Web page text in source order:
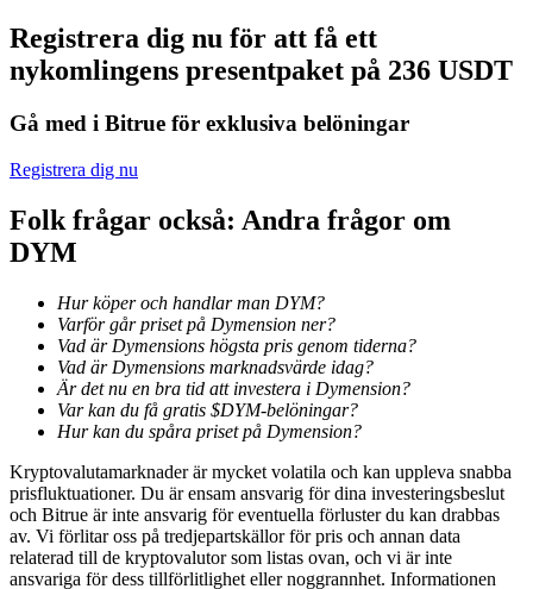
Launchpool
Flexibel insats för att tjäna populära tokens
Registrera dig nu för att få ett
nykomlingens presentpaket på 236 USDT
Gå med i Bitrue för exklusiva belöningar
Registrera dig nu
Folk frågar också: Andra frågor om
DYM
Hur köper och handlar man DYM?
Varför går priset på Dymension ner?
Vad är Dymensions högsta pris genom tiderna?
Vad är Dymensions marknadsvärde idag?
Är det nu en bra tid att investera i Dymension?
Var kan du få gratis $DYM-belöningar?
Hur kan du spåra priset på Dymension?
Kryptovalutamarknader är mycket volatila och kan uppleva snabba
prisfluktuationer. Du är ensam ansvarig för dina investeringsbeslut
och Bitrue är inte ansvarig för eventuella förluster du kan drabbas
av. Vi förlitar oss på tredjepartskällor för pris och annan data
relaterad till de kryptovalutor som listas ovan, och vi är inte
ansvariga för dess tillförlitlighet eller noggrannhet. Informationen